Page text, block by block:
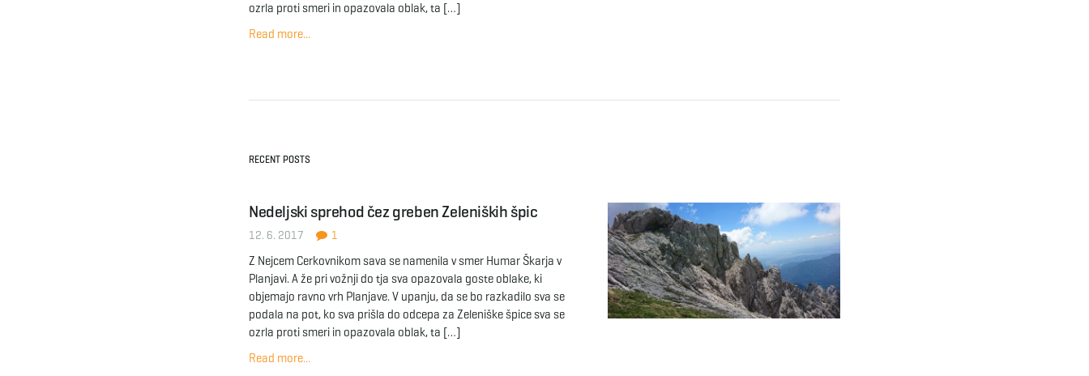
ozrla proti smeri in opazovala oblak, ta […]
Read more...
RECENT POSTS
Nedeljski sprehod čez greben Zeleniških špic
12. 6. 2017 1
Z Nejcem Cerkovnikom sava se namenila v smer Humar Škarja v
Planjavi. A že pri vožnji do tja sva opazovala goste oblake, ki
objemajo ravno vrh Planjave. V upanju, da se bo razkadilo sva se
podala na pot, ko sva prišla do odcepa za Zeleniške špice sva se
ozrla proti smeri in opazovala oblak, ta […]
Read more...